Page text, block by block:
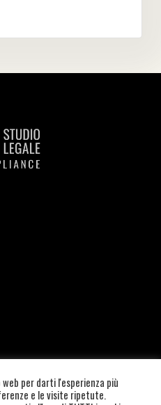
per darti l'esperienza più
e le visite ripetute.